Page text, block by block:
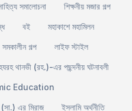
সমালোচনা
শিক্ষনীয় মজার গল্প
বই
মহাকাশে মহামিলন
সমকালীন গল্প
লাইফ স্টাইল
থানভী (রহ.)-এর পছন্দনীয় ঘটনাবলী
Education
(সা.) এর মিরাজ
ইসলামি অর্থনীতি